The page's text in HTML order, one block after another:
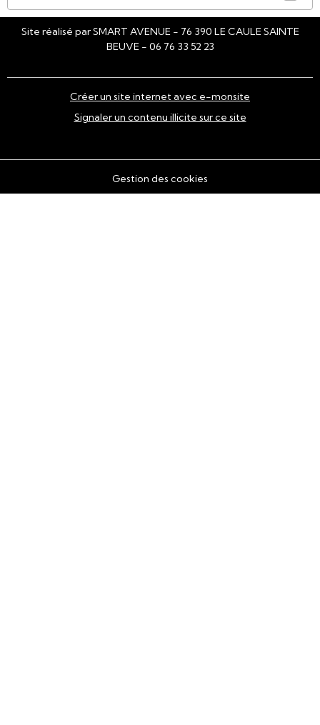
Site réalisé par SMART AVENUE - 76 390 LE CAULE SAINTE
BEUVE - 06 76 33 52 23
Créer un site internet avec e-monsite
Signaler un contenu illicite sur ce site
Gestion des cookies